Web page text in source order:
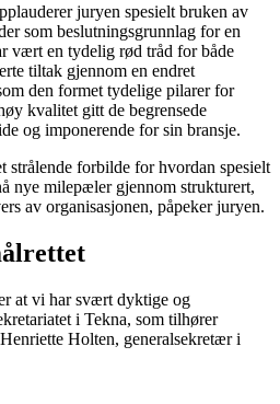
juryen spesielt bruken av
som beslutningsgrunnlag for en
vært en tydelig rød tråd for både
tiltak gjennom en endret
den formet tydelige pilarer for
kvalitet gitt de begrensede
og imponerende for sin bransje.
strålende forbilde for hvordan spesielt
nye milepæler gjennom strukturert,
av organisasjonen, påpeker juryen.
at vi har svært dyktige og
i Tekna, som tilhører
Holten, generalsekretær i